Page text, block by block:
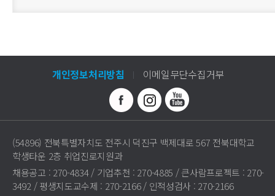
개인정보처리방침 이메일무단수집거부
(54896) 전북특별자치도 전주시 덕진구 백제대로 567 전북대학교
학생타운 2층 취업진로지원과
채용공고 : 270-4834 / 기업추천 : 270-4885 / 큰사람프로젝트 : 270-
3492 / 평생지도교수제 : 270-2166 / 인적성검사 : 270-2166